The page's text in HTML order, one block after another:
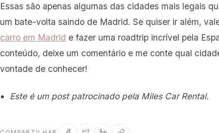
Essas são apenas algumas das cidades mais legais
um bate-volta saindo de Madrid. Se quiser ir além,
carro em Madrid e fazer uma roadtrip incrível pela
conteúdo, deixe um comentário e me conte qual
vontade de conhecer!
Este é um post patrocinado pela Miles Car Rental.